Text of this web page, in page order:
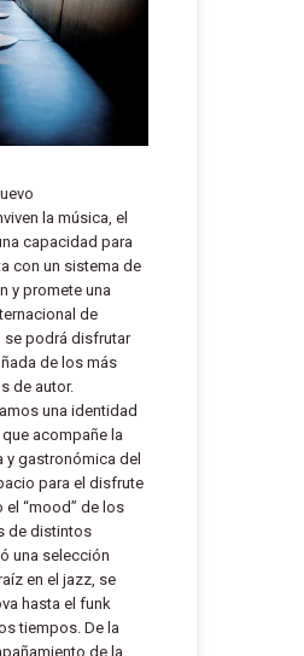
la música, el
capacidad para
con un sistema de
y promete una
de
se podrá disfrutar
de los más
de autor.
una identidad
acompañe la
y gastronómica del
para el disfrute
“mood” de los
de distintos
una selección
en el jazz, se
hasta el funk
tiempos. De la
de la